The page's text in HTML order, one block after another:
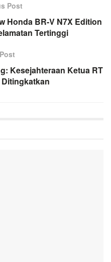
Post
Honda BR-V N7X Edition
Tertinggi
Kesejahteraan Ketua RT